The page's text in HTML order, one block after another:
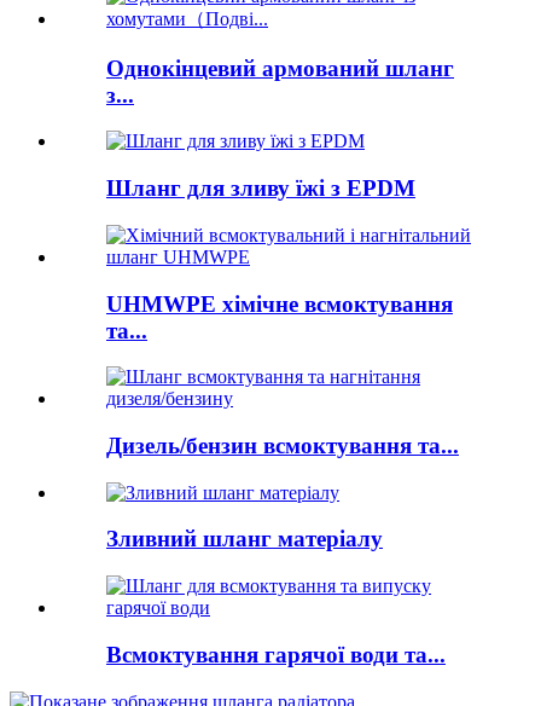
Однокінцевий армований шланг
з...
Шланг для зливу їжі з EPDM
UHMWPE хімічне всмоктування
та...
Дизель/бензин всмоктування та...
Зливний шланг матеріалу
Всмоктування гарячої води та...